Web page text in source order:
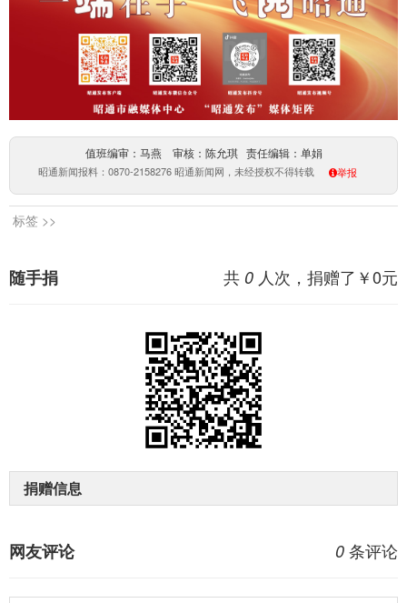
值班编审：马燕 审核：陈允琪 责任编辑：单娟
昭通新闻报料：0870-2158276 昭通新闻网，未经授权不得转载 举报
标签 >>
共 0 人次，捐赠了￥0元
随手捐
捐赠信息
0 条评论
网友评论